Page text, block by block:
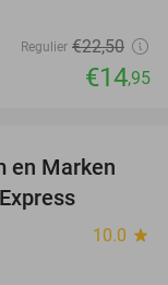
Regulier €22,50
€14,95
55%
en Marken
10.0 star